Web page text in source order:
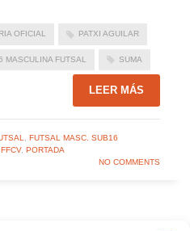
OFICIAL PATXI AGUILAR
MASCULINA FUTSAL SUMA
LEER MÁS
FUTSAL MASC. SUB16
, PORTADA
NO COMMENTS